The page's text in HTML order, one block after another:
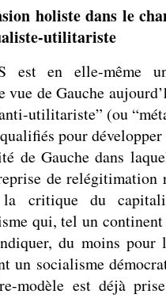
holiste dans le
utilitariste
est en elle-même
de Gauche
utilitariste” (ou
pour
de Gauche dans
de
critique du
qui, tel un
du moins pour
un socialisme
modèle est déjà